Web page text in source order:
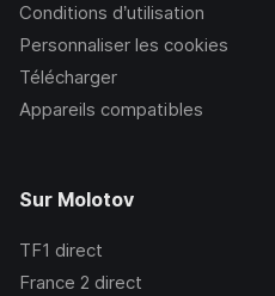
Conditions d’utilisation
Personnaliser les cookies
Télécharger
Appareils compatibles
Sur Molotov
TF1 direct
France 2 direct